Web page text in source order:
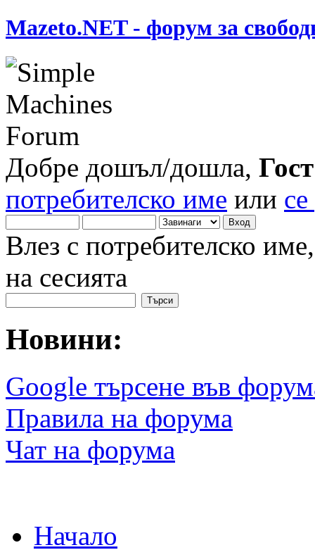
Mazeto.NET - форум за
Добре дошъл/дошла, Гост
потребителско име или
Влез с потребителско
на сесията
Новини:
Google търсене във
Правила на форума
Чат на форума
Начало